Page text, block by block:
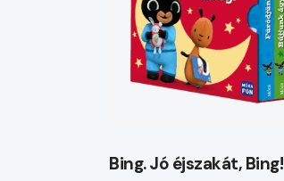
Bing. Jó éjszakát, Bing!